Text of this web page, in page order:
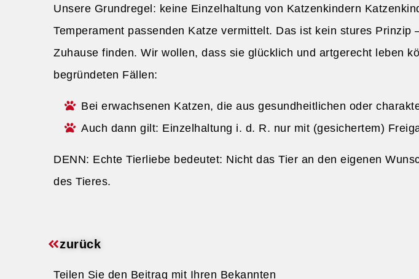
Unsere Grundregel: keine Einzelhaltung von Katzenkindern
Temperament passenden Katze vermittelt. Das ist kein stures
Zuhause finden. Wir wollen, dass sie glücklich und artgerecht leben
begründeten Fällen:
Bei erwachsenen Katzen, die aus gesundheitlichen oder
Auch dann gilt: Einzelhaltung i. d. R. nur mit (gesichertem)
DENN: Echte Tierliebe bedeutet: Nicht das Tier an den eigenen
des Tieres.
zurück
Teilen Sie den Beitrag mit Ihren Bekannten